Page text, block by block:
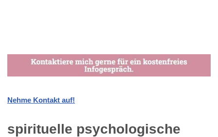
Nehme Kontakt auf!
spirituelle psychologische